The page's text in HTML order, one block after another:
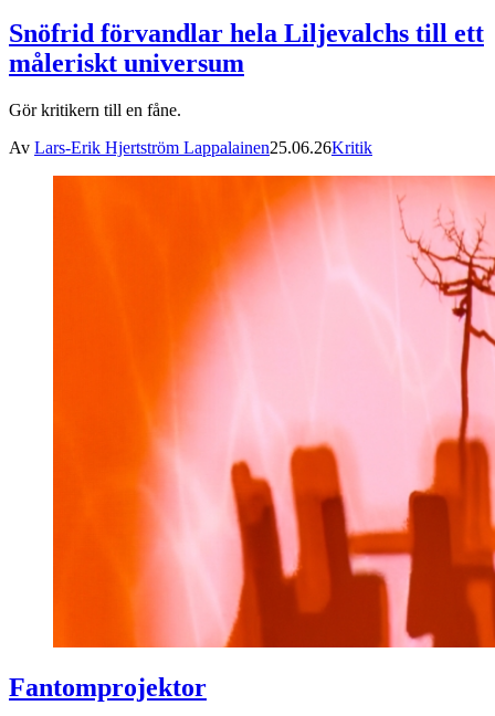
Snöfrid förvandlar hela Liljevalchs till ett
måleriskt universum
Gör kritikern till en fåne.
Av Lars-Erik Hjertström Lappalainen25.06.26Kritik
Fantomprojektor